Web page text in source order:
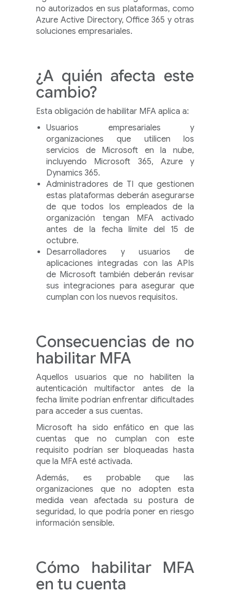
no autorizados en sus plataformas, como
Azure Active Directory, Office 365 y otras
soluciones empresariales.
¿A quién afecta este
cambio?
Esta obligación de habilitar MFA aplica a:
Usuarios empresariales y
organizaciones que utilicen los
servicios de Microsoft en la nube,
incluyendo Microsoft 365, Azure y
Dynamics 365.
Administradores de TI que gestionen
estas plataformas deberán asegurarse
de que todos los empleados de la
organización tengan MFA activado
antes de la fecha límite del 15 de
octubre.
Desarrolladores y usuarios de
aplicaciones integradas con las APIs
de Microsoft también deberán revisar
sus integraciones para asegurar que
cumplan con los nuevos requisitos.
Consecuencias de no
habilitar MFA
Aquellos usuarios que no habiliten la
autenticación multifactor antes de la
fecha límite podrían enfrentar dificultades
para acceder a sus cuentas.
Microsoft ha sido enfático en que las
cuentas que no cumplan con este
requisito podrían ser bloqueadas hasta
que la MFA esté activada.
Además, es probable que las
organizaciones que no adopten esta
medida vean afectada su postura de
seguridad, lo que podría poner en riesgo
información sensible.
Cómo habilitar MFA
en tu cuenta